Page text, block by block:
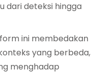
dari deteksi hingga
ini membedakan
yang berbeda,
menghadap